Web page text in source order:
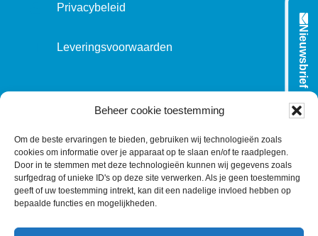
Beheer cookie toestemming
Om de beste ervaringen te bieden, gebruiken wij technologieën zoals
cookies om informatie over je apparaat op te slaan en/of te raadplegen.
Door in te stemmen met deze technologieën kunnen wij gegevens zoals
surfgedrag of unieke ID's op deze site verwerken. Als je geen toestemming
geeft of uw toestemming intrekt, kan dit een nadelige invloed hebben op
bepaalde functies en mogelijkheden.
Privacybeleid
Leveringsvoorwaarden
VOLG ONS OP:
L
i
n
T
w
i
F
a
c
Y
o
u
C
o
n
Nieuwsbrief